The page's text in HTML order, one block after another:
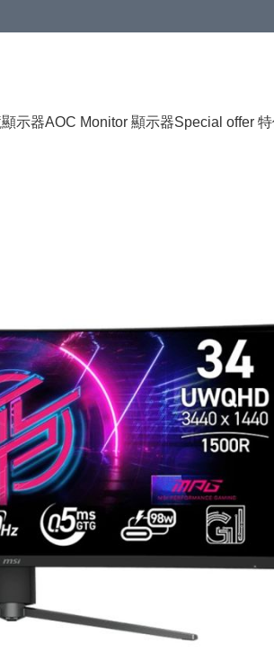
示器AOC Monitor 顯示器Special offer 特